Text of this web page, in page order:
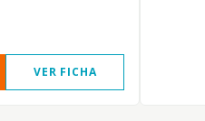
VER FICHA